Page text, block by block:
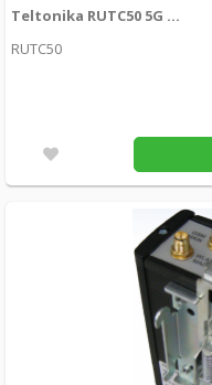
Teltonika RUTC50 5G Cat20 router med WiFi 6
RUTC50